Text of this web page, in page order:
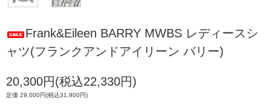
Frank&Eileen BARRY MWBS レディースシ
ャツ(フランクアンドアイリーン バリー)
20,300円(税込22,330円)
定価 29,000円(税込31,900円)